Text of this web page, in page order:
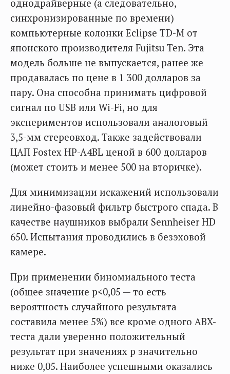
однодрайверные (а следовательно,
синхронизированные по времени)
компьютерные колонки Eclipse TD-M от
японского производителя Fujitsu Ten. Эта
модель больше не выпускается, ранее же
продавалась по цене в 1 300 долларов за
пару. Она способна принимать цифровой
сигнал по USB или Wi-Fi, но для
экспериментов использовали аналоговый
3,5-мм стереовход. Также задействовали
ЦАП Fostex HP-A4BL ценой в 600 долларов
(может стоить и менее 500 на вторичке).
Для минимизации искажений использовали
линейно-фазовый фильтр быстрого спада. В
качестве наушников выбрали Sennheiser HD
650. Испытания проводились в безэховой
камере.
При применении биномиального теста
(общее значение p<0,05 — то есть
вероятность случайного результата
составила менее 5%) все кроме одного ABX-
теста дали уверенно положительный
результат при значениях p значительно
ниже 0,05. Наиболее успешными оказались